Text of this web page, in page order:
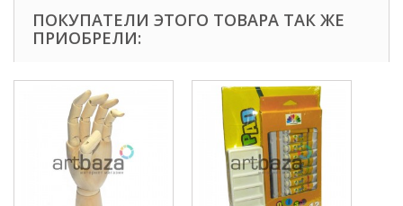
ПОКУПАТЕЛИ ЭТОГО ТОВАРА ТАК ЖЕ
ПРИОБРЕЛИ: